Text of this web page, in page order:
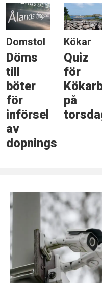
Domstol
Döms
till
böter
för
införsel
av
dopningsmedel
Kökar
Quiz
för
på